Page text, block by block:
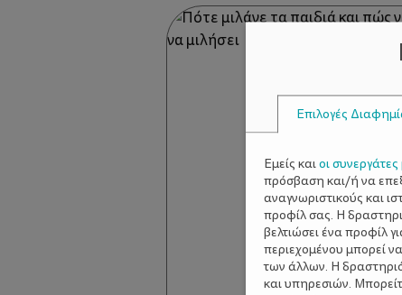
Επιλογές
Εμείς καιοι
πρόσβαση και/ή να
αναγνωριστικούς και
προφίλ σας. Η
βελτιώσει ένα προφίλ
περιεχομένου μπορεί
των άλλων. Η
και υπηρεσιών.